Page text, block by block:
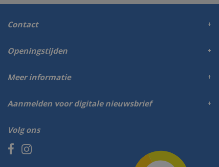
Contact
Volg ons
Openingstijden
Meer informatie
Aanmelden voor digitale nieuwsbrief